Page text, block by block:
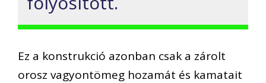
Ez a konstrukció azonban csak a zárolt
orosz vagyontömeg hozamát és kamatait